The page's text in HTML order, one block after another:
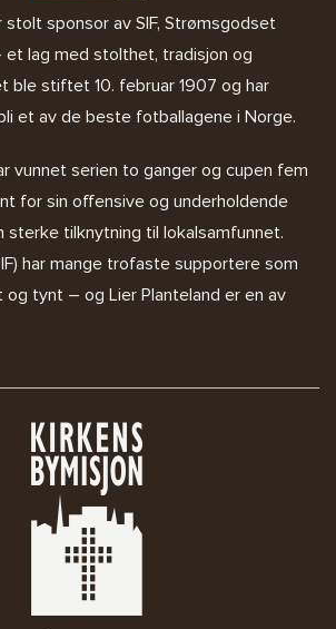
stolt sponsor av SIF, Strømsgodset
et lag med stolthet, tradisjon og
ble stiftet 10. februar 1907 og har
et av de beste fotballagene i Norge.
vunnet serien to ganger og cupen fem
for sin offensive og underholdende
sterke tilknytning til lokalsamfunnet.
har mange trofaste supportere som
tynt – og Lier Planteland er en av